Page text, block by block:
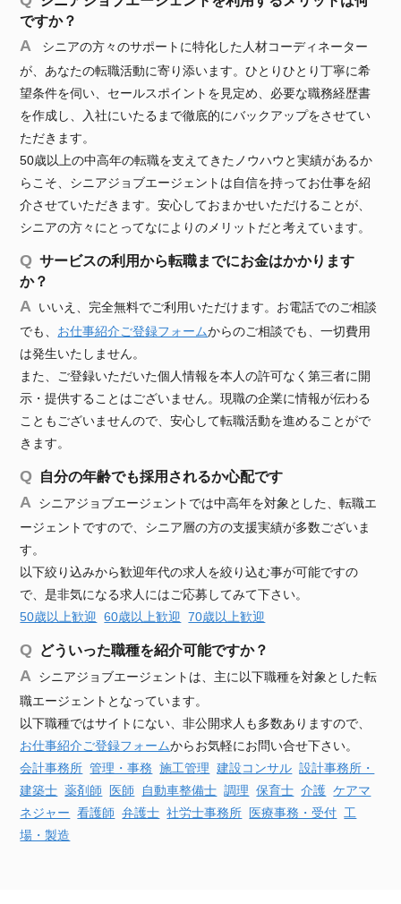
ですか？
シニアの方々のサポートに特化した人材コーディネーター
が、あなたの転職活動に寄り添います。ひとりひとり丁寧に希
望条件を伺い、セールスポイントを見定め、必要な職務経歴書
を作成し、入社にいたるまで徹底的にバックアップをさせてい
ただきます。
50歳以上の中高年の転職を支えてきたノウハウと実績があるか
らこそ、シニアジョブエージェントは自信を持ってお仕事を紹
介させていただきます。安心しておまかせいただけることが、
シニアの方々にとってなによりのメリットだと考えています。
サービスの利用から転職までにお金はかかります
か？
いいえ、完全無料でご利用いただけます。お電話でのご相談
でも、 お仕事紹介ご登録フォームからのご相談でも、一切費用
は発生いたしません。
また、ご登録いただいた個人情報を本人の許可なく第三者に開
示・提供することはございません。現職の企業に情報が伝わる
こともございませんので、安心して転職活動を進めることがで
きます。
自分の年齢でも採用されるか心配です
シニアジョブエージェントでは中高年を対象とした、転職エ
ージェントですので、シニア層の方の支援実績が多数ございま
す。
以下絞り込みから歓迎年代の求人を絞り込む事が可能ですの
で、是非気になる求人にはご応募してみて下さい。
50歳以上歓迎 60歳以上歓迎 70歳以上歓迎
どういった職種を紹介可能ですか？
シニアジョブエージェントは、主に以下職種を対象とした転
職エージェントとなっています。
以下職種ではサイトにない、非公開求人も多数ありますので、
お仕事紹介ご登録フォームからお気軽にお問い合せ下さい。
会計事務所 管理・事務 施工管理 建設コンサル 設計事務所・
建築士 薬剤師 医師 自動車整備士 調理 保育士 介護 ケアマ
ネジャー 看護師 弁護士 社労士事務所 医療事務・受付 工
場・製造